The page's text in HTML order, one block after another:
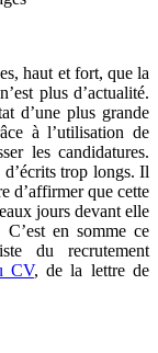
haut et fort, que la
plus d’actualité.
d’une plus grande
à l’utilisation de
les candidatures.
trop longs. Il
d’affirmer que cette
jours devant elle
en somme ce
du recrutement
CV, de la lettre de